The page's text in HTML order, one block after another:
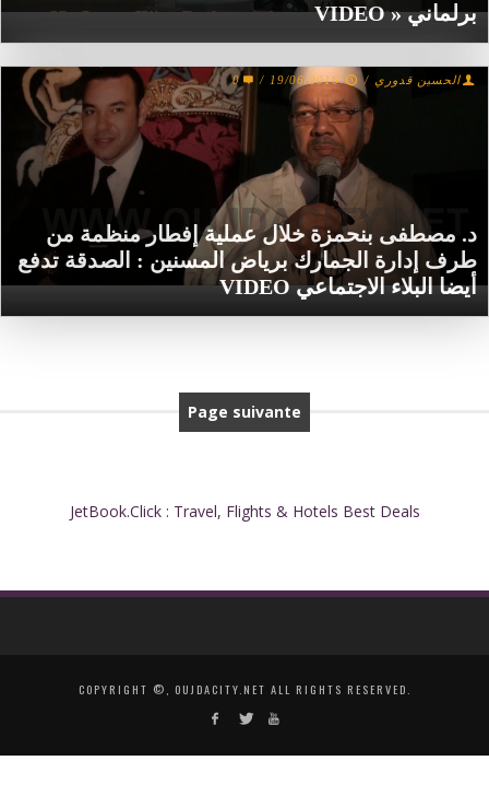
برلماني « VIDEO
د. مصطفى بنحمزة خلال عملية إفطار منظمة من
طرف إدارة الجمارك برياض المسنين : الصدقة تدفع
أيضا البلاء الاجتماعي VIDEO
الحسين قدوري /
19/06/2016
/
0
Page suivante
JetBook.Click : Travel, Flights & Hotels Best Deals
COPYRIGHT ©, OUJDACITY.NET ALL RIGHTS RESERVED.